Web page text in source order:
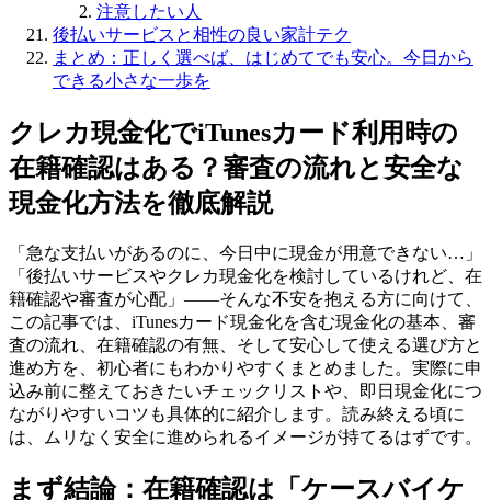
注意したい人
後払いサービスと相性の良い家計テク
まとめ：正しく選べば、はじめてでも安心。今日から
できる小さな一歩を
クレカ現金化でiTunesカード利用時の
在籍確認はある？審査の流れと安全な
現金化方法を徹底解説
「急な支払いがあるのに、今日中に現金が用意できない…」
「後払いサービスやクレカ現金化を検討しているけれど、在
籍確認や審査が心配」——そんな不安を抱える方に向けて、
この記事では、iTunesカード現金化を含む現金化の基本、審
査の流れ、在籍確認の有無、そして安心して使える選び方と
進め方を、初心者にもわかりやすくまとめました。実際に申
込み前に整えておきたいチェックリストや、即日現金化につ
ながりやすいコツも具体的に紹介します。読み終える頃に
は、ムリなく安全に進められるイメージが持てるはずです。
まず結論：在籍確認は「ケースバイケ